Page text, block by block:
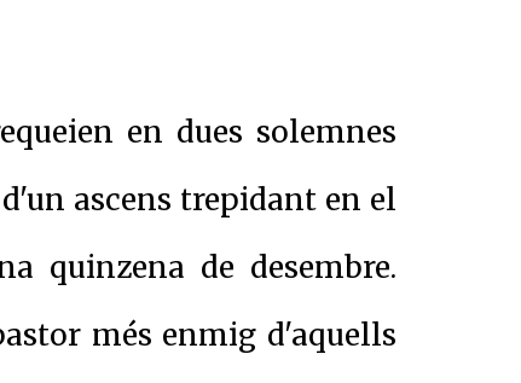
en dues solemnes
ascens trepidant en el
quinzena de desembre.
més enmig d'aquells